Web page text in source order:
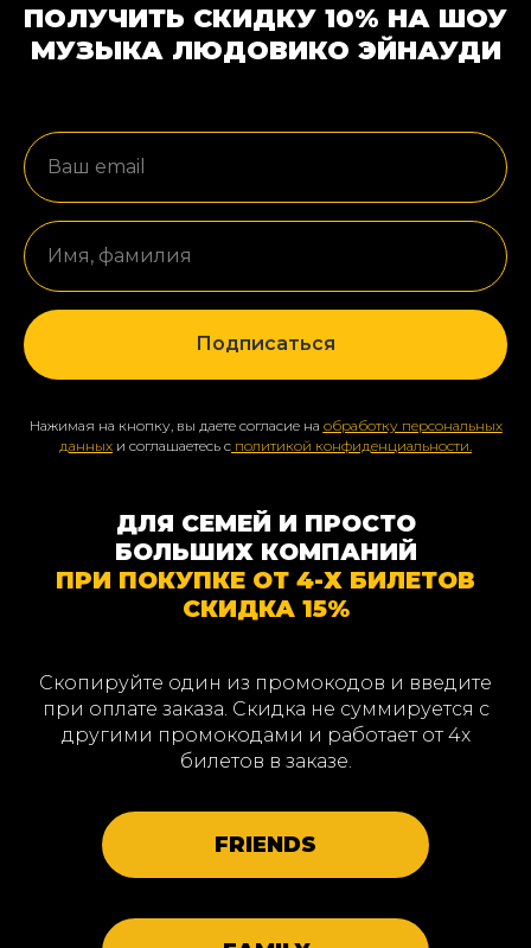
ПОЛУЧИТЬ СКИДКУ 10% НА ШОУ
МУЗЫКА ЛЮДОВИКО ЭЙНАУДИ
Ваш email
Имя, фамилия
Подписаться
Нажимая на кнопку, вы даете согласие на обработку персональных
данных и соглашаетесь с политикой конфиденциальности.
ДЛЯ СЕМЕЙ И ПРОСТО
БОЛЬШИХ КОМПАНИЙ
ПРИ ПОКУПКЕ ОТ 4-Х БИЛЕТОВ
СКИДКА 15%
Скопируйте один из промокодов и введите
при оплате заказа. Скидка не суммируется с
другими промокодами и работает от 4х
билетов в заказе.
FRIENDS